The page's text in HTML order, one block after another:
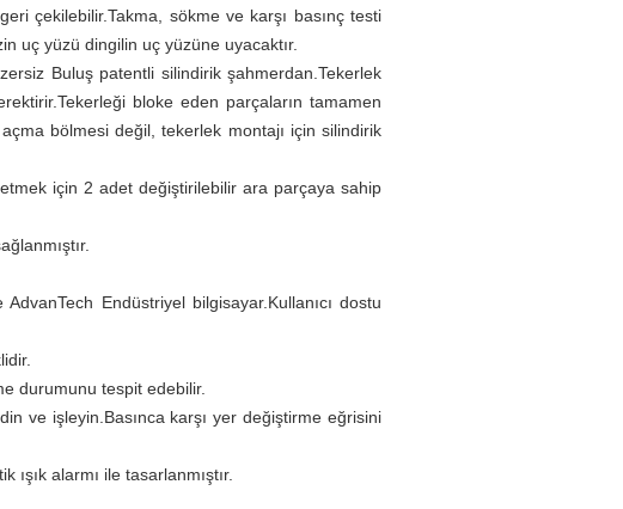
çekilebilir.Takma, sökme ve karşı basınç testi
uç yüzü dingilin uç yüzüne uyacaktır.
Buluş patentli silindirik şahmerdan.Tekerlek
bloke eden parçaların tamamen
bölmesi değil, tekerlek montajı için silindirik
için 2 adet değiştirilebilir ara parçaya sahip
Endüstriyel bilgisayar.Kullanıcı dostu
durumunu tespit edebilir.
ve işleyin.Basınca karşı yer değiştirme eğrisini
alarmı ile tasarlanmıştır.